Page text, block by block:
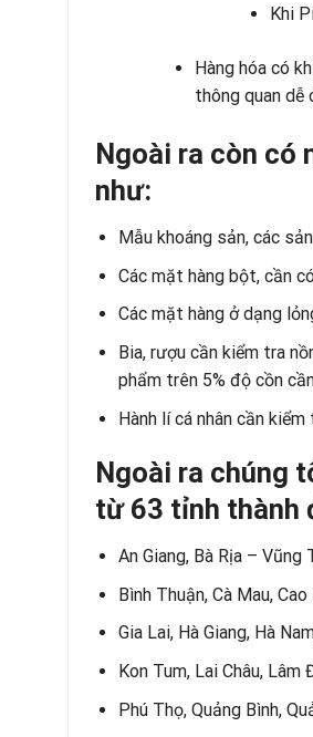
Khi
Hàng hóa có
thông quan dễ
Ngoài ra còn có
như:
Mẫu khoáng sản, các
Các mặt hàng bột, cần
Các mặt hàng ở dạng
Bia, rượu cần kiểm tra
phẩm trên 5% độ cồn
Hành lí cá nhân cần
Ngoài ra chúng
từ 63 tỉnh thành
An Giang, Bà Rịa – Vũng
Bình Thuận, Cà Mau,
Gia Lai, Hà Giang, Hà
Kon Tum, Lai Châu, Lâm
Phú Thọ, Quảng Bình,